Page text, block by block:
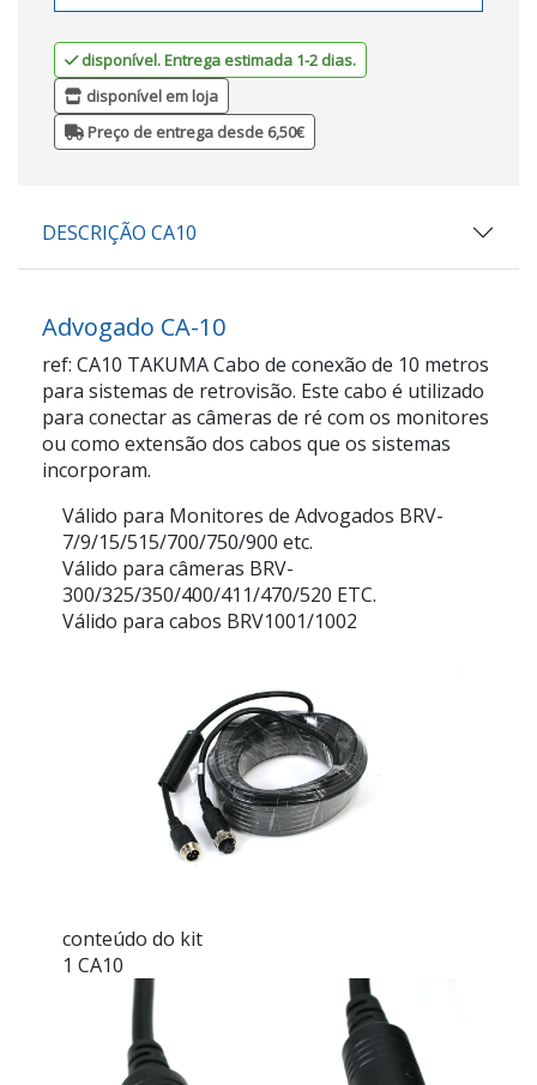
disponível. Entrega estimada 1-2 dias.
disponível em loja
Preço de entrega desde 6,50€
DESCRIÇÃO CA10
Advogado CA-10
ref: CA10 TAKUMA Cabo de conexão de 10 metros
para sistemas de retrovisão. Este cabo é utilizado
para conectar as câmeras de ré com os monitores
ou como extensão dos cabos que os sistemas
incorporam.
Válido para Monitores de Advogados BRV-
7/9/15/515/700/750/900 etc.
Válido para câmeras BRV-
300/325/350/400/411/470/520 ETC.
Válido para cabos BRV1001/1002
conteúdo do kit
1 CA10